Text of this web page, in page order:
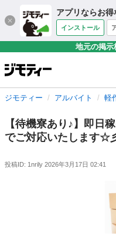
アプリならお得
インストール
地元の掲示
ジモティー アルバイト 軽
【待機寮あり♪】即日
でご対応いたします☆
投稿ID: 1nrily 2026年3月17日 02:41